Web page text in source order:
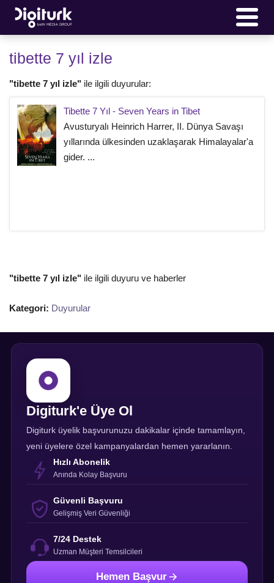
tibette 7 yıl izle
"tibette 7 yıl izle" ile ilgili duyurular:
Tibette 7 Yıl - Seven Years in Tibet
Avusturyalı Heinrich Harrer, II. Dünya Savaşı
yıllarında ülkesinden uzaklaşarak Himalayalar'a
gider. ...
"tibette 7 yıl izle" ile ilgili duyuru ve haberler
Kategori: Duyurular
Digiturk'e Üye Ol
Digiturk üyelik başvurunuzu dakikalar içinde tamamlayın,
yeni üyelere özel kampanyalardan hemen yararlanın.
Hızlı Abonelik
Anında Kolay Başvuru
Güvenli Başvuru
Gelişmiş Veri Güvenliği
7/24 Destek
Uzman Müşteri Temsilcileri
Hemen Başvur